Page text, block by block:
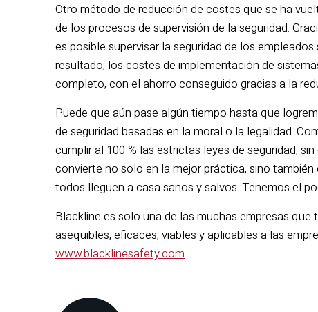
Otro método de reducción de costes que se ha
de los procesos de supervisión de la seguridad.
es posible supervisar la seguridad de los
resultado, los costes de implementación de
completo, con el ahorro conseguido gracias a la
Puede que aún pase algún tiempo hasta que
de seguridad basadas en la moral o la legalidad.
cumplir al 100 % las estrictas leyes de seguridad;
convierte no solo en la mejor práctica, sino
todos lleguen a casa sanos y salvos. Tenemos el
Blackline es solo una de las muchas empresas
asequibles, eficaces, viables y aplicables a las
www.blacklinesafety.com.